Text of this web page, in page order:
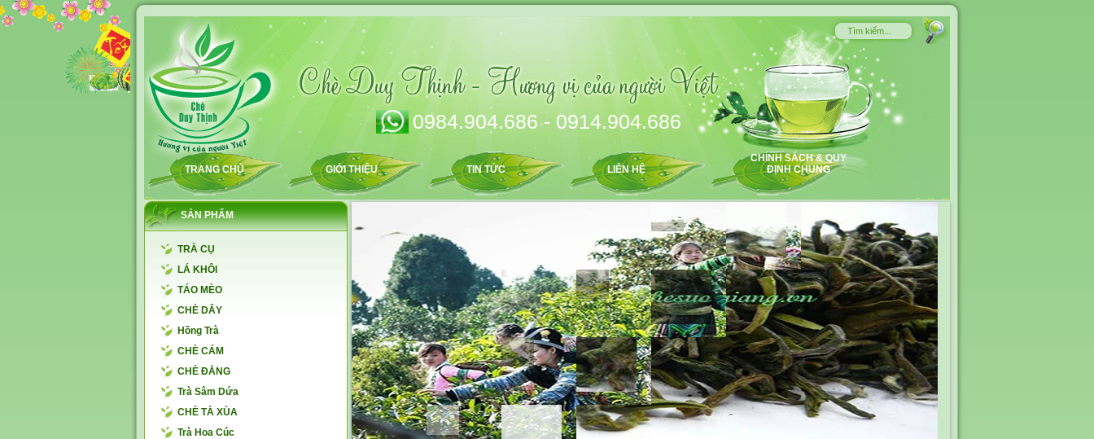
0984.904.686 - 0914.904.686
TRANG CHỦ GIỚI THIỆU TIN TỨC LIÊN HỆ
CHÍNH SÁCH & QUY
ĐỊNH CHUNG
SẢN PHẨM
TRÀ CỤ
LÁ KHÔI
TÁO MÈO
CHÈ DÂY
Hồng Trà
CHÈ CÁM
CHÈ ĐẮNG
Trà Sâm Dứa
CHÈ TÀ XÙA
Trà Hoa Cúc